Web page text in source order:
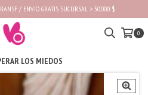
/ ENVIO GRATIS SUCURSAL > 50.000 $
0
LOS MIEDOS